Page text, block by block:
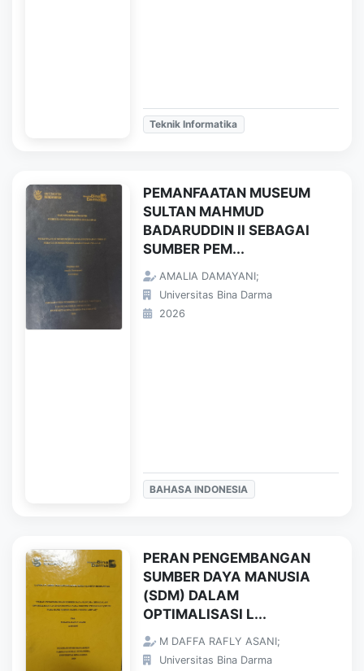
Teknik Informatika
PEMANFAATAN MUSEUM
SULTAN MAHMUD
BADARUDDIN II SEBAGAI
SUMBER PEM...
AMALIA DAMAYANI;
Universitas Bina Darma
2026
BAHASA INDONESIA
PERAN PENGEMBANGAN
SUMBER DAYA MANUSIA
(SDM) DALAM
OPTIMALISASI L...
M DAFFA RAFLY ASANI;
Universitas Bina Darma